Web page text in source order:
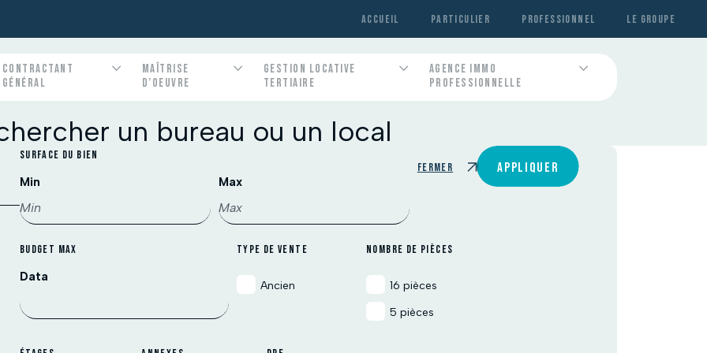
ACCUEIL PARTICULIER PROFESSIONNEL LE GROUPE
Immobilier Pro Contactez-nous
CONTRACTANT
GÉNÉRAL
Immobilier collectif
MAÎTRISE
D’OEUVRE
Suivi de travaux
GESTION LOCATIVE
TERTIAIRE
Notre métier Contactez-nous
AGENCE IMMO
PROFESSIONNELLE
bien immobiliers Nous louons vos bien immobiliers
un bureau ou un local
SURFACE DU BIEN
Min Max
BUDGET MAX
Data
TYPE DE VENTE
Ancien
NOMBRE DE PIÈCES
16 pièces
5 pièces
Fermer APPLIQUER